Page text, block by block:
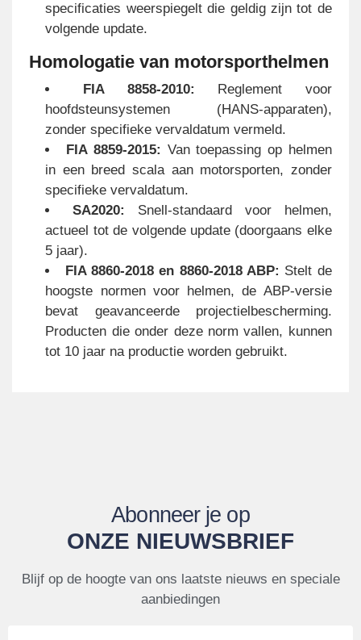
specificaties weerspiegelt die geldig zijn tot de
volgende update.
Homologatie van motorsporthelmen
FIA 8858-2010: Reglement voor
hoofdsteunsystemen (HANS-apparaten),
zonder specifieke vervaldatum vermeld.
FIA 8859-2015: Van toepassing op helmen
in een breed scala aan motorsporten, zonder
specifieke vervaldatum.
SA2020:
Snell-standaard voor helmen,
actueel tot de volgende update (doorgaans elke
5 jaar).
FIA 8860-2018 en 8860-2018 ABP: Stelt de
hoogste normen voor helmen, de ABP-versie
bevat geavanceerde projectielbescherming.
Producten die onder deze norm vallen, kunnen
tot 10 jaar na productie worden gebruikt.
Abonneer je op
ONZE NIEUWSBRIEF
Blijf op de hoogte van ons laatste nieuws en speciale
aanbiedingen